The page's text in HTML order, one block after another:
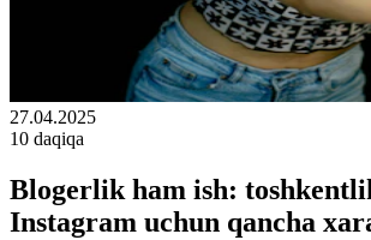
27.04.2025
10 daqiqa
Blogerlik ham ish:
Instagram uchun qancha